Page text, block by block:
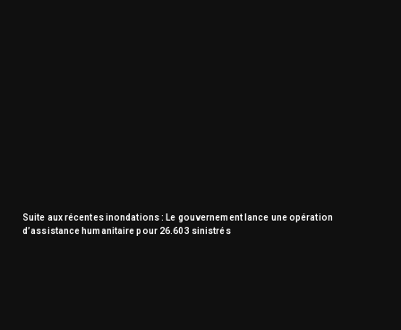
Suite aux récentes inondations : Le gouvernement lance une opération
d’assistance humanitaire pour 26.603 sinistrés